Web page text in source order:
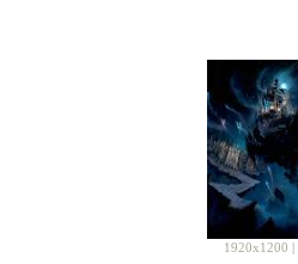
1920x1200 |